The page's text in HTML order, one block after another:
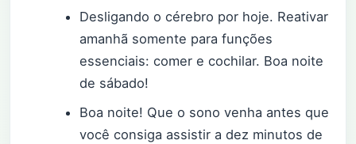
Desligando o cérebro por hoje. Reativar
amanhã somente para funções
essenciais: comer e cochilar. Boa noite
de sábado!
Boa noite! Que o sono venha antes que
você consiga assistir a dez minutos de